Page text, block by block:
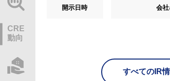
CRE
動向
開示日時 会社
すべてのIR